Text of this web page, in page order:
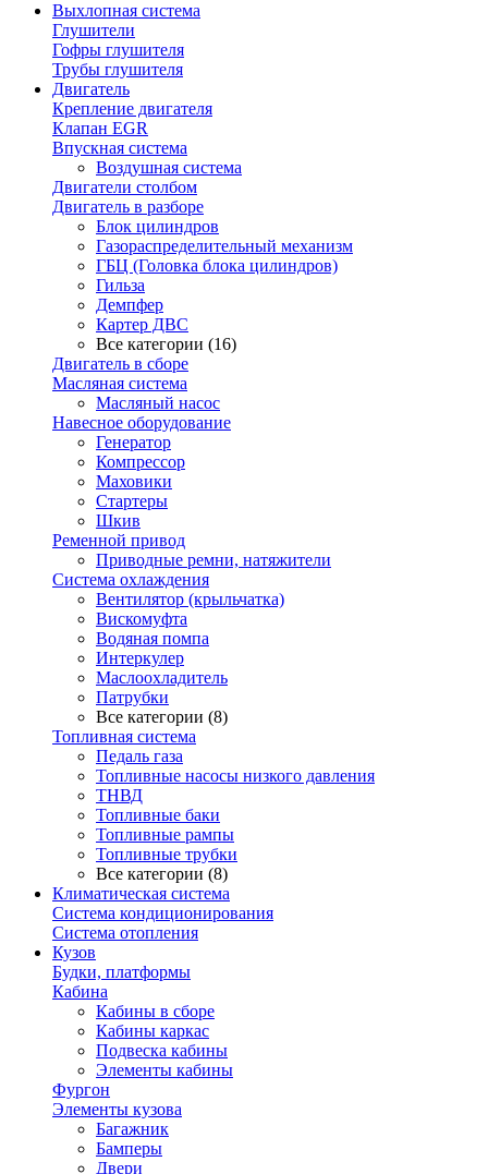
Выхлопная система
Глушители
Гофры глушителя
Трубы глушителя
Двигатель
Крепление двигателя
Клапан EGR
Впускная система
Воздушная система
Двигатели столбом
Двигатель в разборе
Блок цилиндров
Газораспределительный механизм
ГБЦ (Головка блока цилиндров)
Гильза
Демпфер
Картер ДВС
Все категории (16)
Двигатель в сборе
Масляная система
Масляный насос
Навесное оборудование
Генератор
Компрессор
Маховики
Стартеры
Шкив
Ременной привод
Приводные ремни, натяжители
Система охлаждения
Вентилятор (крыльчатка)
Вискомуфта
Водяная помпа
Интеркулер
Маслоохладитель
Патрубки
Все категории (8)
Топливная система
Педаль газа
Топливные насосы низкого давления
ТНВД
Топливные баки
Топливные рампы
Топливные трубки
Все категории (8)
Климатическая система
Система кондиционирования
Система отопления
Кузов
Будки, платформы
Кабина
Кабины в сборе
Кабины каркас
Подвеска кабины
Элементы кабины
Фургон
Элементы кузова
Багажник
Бамперы
Двери